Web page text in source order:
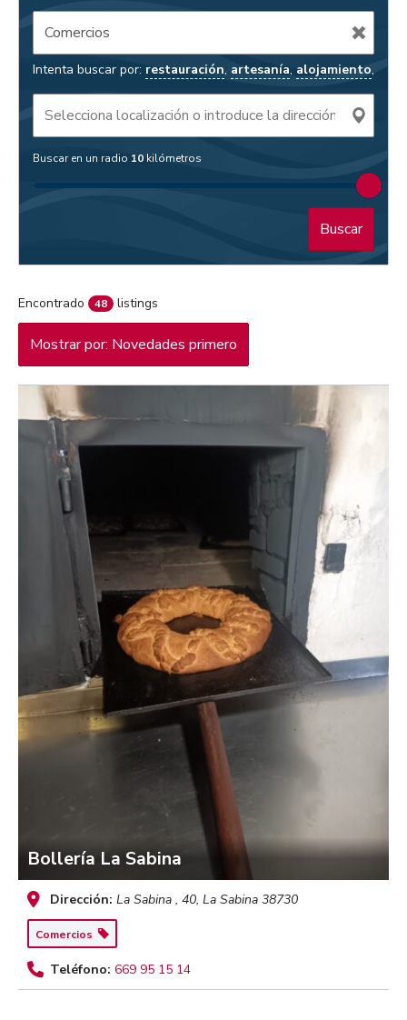
Intenta buscar por: restauración, artesanía, alojamiento,
Buscar en un radio 10 kilómetros
Buscar
Encontrado 48 listings
Mostrar por: Novedades primero
Bollería La Sabina
Dirección: La Sabina , 40, La Sabina 38730
Comercios
Teléfono: 669 95 15 14